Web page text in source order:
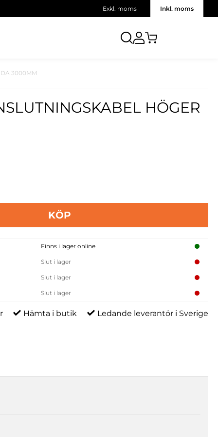
Exkl. moms Inkl. moms
3000MM
HÖGER
KÖP
Finns i lager online
Slut i lager
Slut i lager
Slut i lager
Hämta i butik Ledande leverantör i Sverige